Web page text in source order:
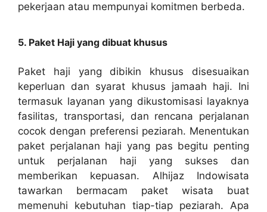
pekerjaan atau mempunyai komitmen berbeda.
5. Paket Haji yang dibuat khusus
Paket haji yang dibikin khusus disesuaikan
keperluan dan syarat khusus jamaah haji. Ini
termasuk layanan yang dikustomisasi layaknya
fasilitas, transportasi, dan rencana perjalanan
cocok dengan preferensi peziarah. Menentukan
paket perjalanan haji yang pas begitu penting
untuk perjalanan haji yang sukses dan
memberikan kepuasan. Alhijaz Indowisata
tawarkan bermacam paket wisata buat
memenuhi kebutuhan tiap-tiap peziarah. Apa